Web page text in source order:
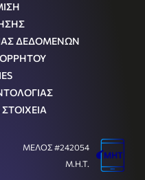
ΔΕΔΟΜΕΝΩΝ
ΜΕΛΟΣ #242054
Μ.Η.Τ.